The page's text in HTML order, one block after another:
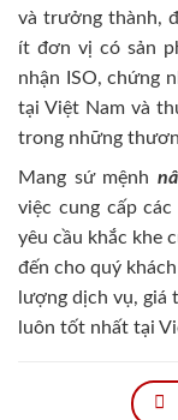
và trưởng thành,
ít đơn vị có sản
nhận ISO, chứng
tại Việt Nam và
trong những
Mang sứ mệnh
việc cung cấp
yêu cầu khắc khe
đến cho quý
lượng dịch vụ, giá
luôn tốt nhất tại